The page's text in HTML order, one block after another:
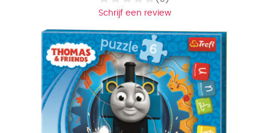
Schrijf een review